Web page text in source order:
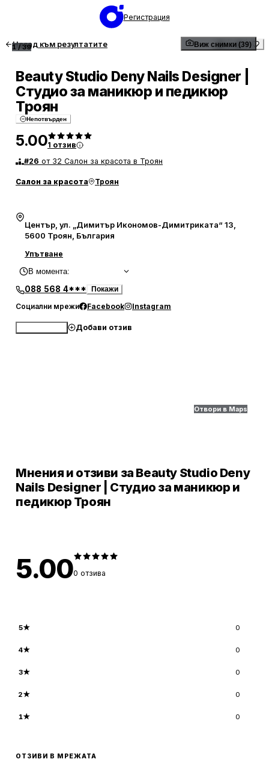
Регистрация
Назад към резултатите
1/39 Виж снимки (39)
Beauty Studio Deny Nails Designer |
Студио за маникюр и педикюр
Троян
Непотвърден
5.001 отзив
#26 от 32 Салон за красота в Троян
Салон за красота Троян
Център, ул. „Димитър Икономов-Димитриката“ 13,
5600 Троян, България
Упътване
В момента:
088 568 4*** Покажи
Социални мрежи Facebook Instagram
Добави отзив
Отвори в Maps
Мнения и отзиви за Beauty Studio Deny
Nails Designer | Студио за маникюр и
педикюр Троян
5.000 отзива
5★ 0
4★ 0
3★ 0
2★ 0
1★ 0
ОТЗИВИ В МРЕЖАТА